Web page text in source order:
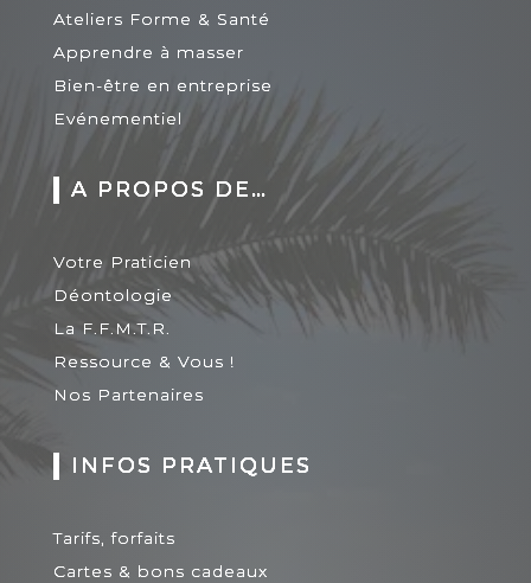
Ateliers Forme & Santé
Apprendre à masser
Bien-être en entreprise
Evénementiel
A PROPOS DE…
Votre Praticien
Déontologie
La F.F.M.T.R.
Ressource & Vous !
Nos Partenaires
INFOS PRATIQUES
Tarifs, forfaits
Cartes & bons cadeaux